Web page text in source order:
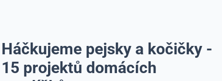
Háčkujeme pejsky a kočičky -
15 projektů domácích